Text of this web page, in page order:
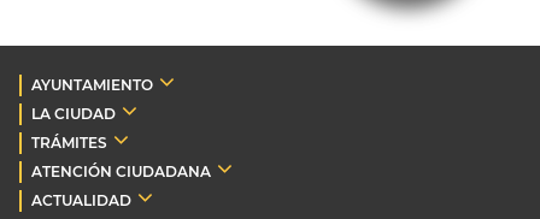
AYUNTAMIENTO
LA CIUDAD
TRÁMITES
ATENCIÓN CIUDADANA
ACTUALIDAD